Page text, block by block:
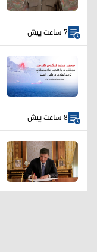
7 ساعت پیش
8 ساعت پیش